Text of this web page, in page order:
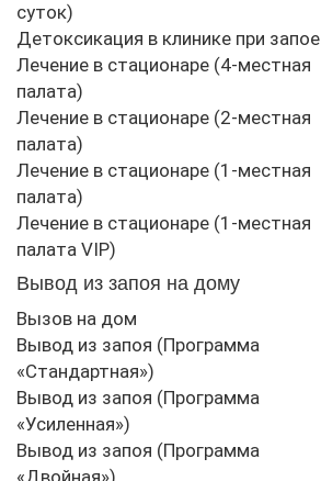
суток)
Детоксикация в клинике при запое
Лечение в стационаре (4-местная
палата)
Лечение в стационаре (2-местная
палата)
Лечение в стационаре (1-местная
палата)
Лечение в стационаре (1-местная
палата VIP)
Вывод из запоя на дому
Вызов на дом
Вывод из запоя (Программа
«Стандартная»)
Вывод из запоя (Программа
«Усиленная»)
Вывод из запоя (Программа